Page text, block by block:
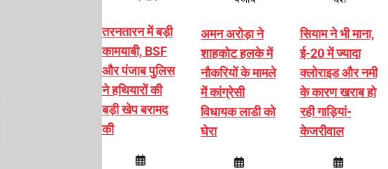
तरनतारन में बड़ी
कामयाबी, BSF
और पंजाब पुलिस
ने हथियारों की
बड़ी खेप बरामद
की
अमन अरोड़ा ने
शाहकोट हलके में
नौकरियों के मामले
में कांग्रेसी
विधायक लाडी को
घेरा
सियाम ने भी माना,
ई-20 में ज्यादा
क्लोराइड और नमी
के कारण खराब हो
रही गाड़ियां-
केजरीवाल